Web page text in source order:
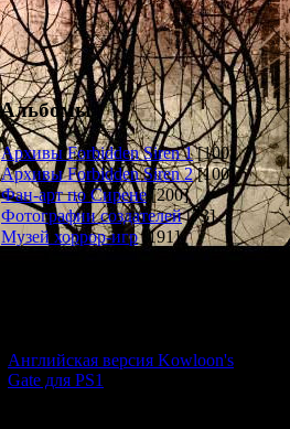
Альбомы
Архивы Forbidden Siren 1 [100]
Архивы Forbidden Siren 2 [100]
Фан-арт по Сирене [200]
Фотографии создателей [73]
Музей хоррор-игр
[191]
Английская версия Kowloon's
Gate для PS1